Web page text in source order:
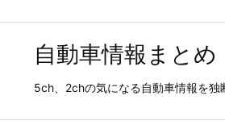
自動車情報まとめ
5ch、2chの気になる自動車情報を独